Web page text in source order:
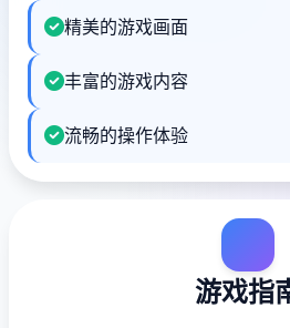
精美的游戏画面
丰富的游戏内容
流畅的操作体验
游戏指